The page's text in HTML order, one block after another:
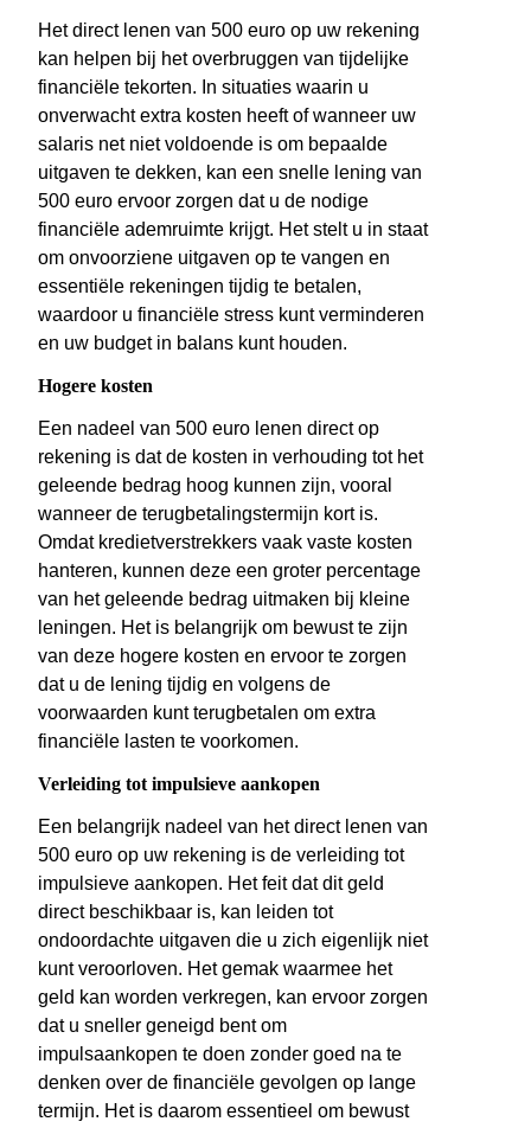
Het direct lenen van 500 euro op uw rekening
kan helpen bij het overbruggen van tijdelijke
financiële tekorten. In situaties waarin u
onverwacht extra kosten heeft of wanneer uw
salaris net niet voldoende is om bepaalde
uitgaven te dekken, kan een snelle lening van
500 euro ervoor zorgen dat u de nodige
financiële ademruimte krijgt. Het stelt u in staat
om onvoorziene uitgaven op te vangen en
essentiële rekeningen tijdig te betalen,
waardoor u financiële stress kunt verminderen
en uw budget in balans kunt houden.
Hogere kosten
Een nadeel van 500 euro lenen direct op
rekening is dat de kosten in verhouding tot het
geleende bedrag hoog kunnen zijn, vooral
wanneer de terugbetalingstermijn kort is.
Omdat kredietverstrekkers vaak vaste kosten
hanteren, kunnen deze een groter percentage
van het geleende bedrag uitmaken bij kleine
leningen. Het is belangrijk om bewust te zijn
van deze hogere kosten en ervoor te zorgen
dat u de lening tijdig en volgens de
voorwaarden kunt terugbetalen om extra
financiële lasten te voorkomen.
Verleiding tot impulsieve aankopen
Een belangrijk nadeel van het direct lenen van
500 euro op uw rekening is de verleiding tot
impulsieve aankopen. Het feit dat dit geld
direct beschikbaar is, kan leiden tot
ondoordachte uitgaven die u zich eigenlijk niet
kunt veroorloven. Het gemak waarmee het
geld kan worden verkregen, kan ervoor zorgen
dat u sneller geneigd bent om
impulsaankopen te doen zonder goed na te
denken over de financiële gevolgen op lange
termijn. Het is daarom essentieel om bewust